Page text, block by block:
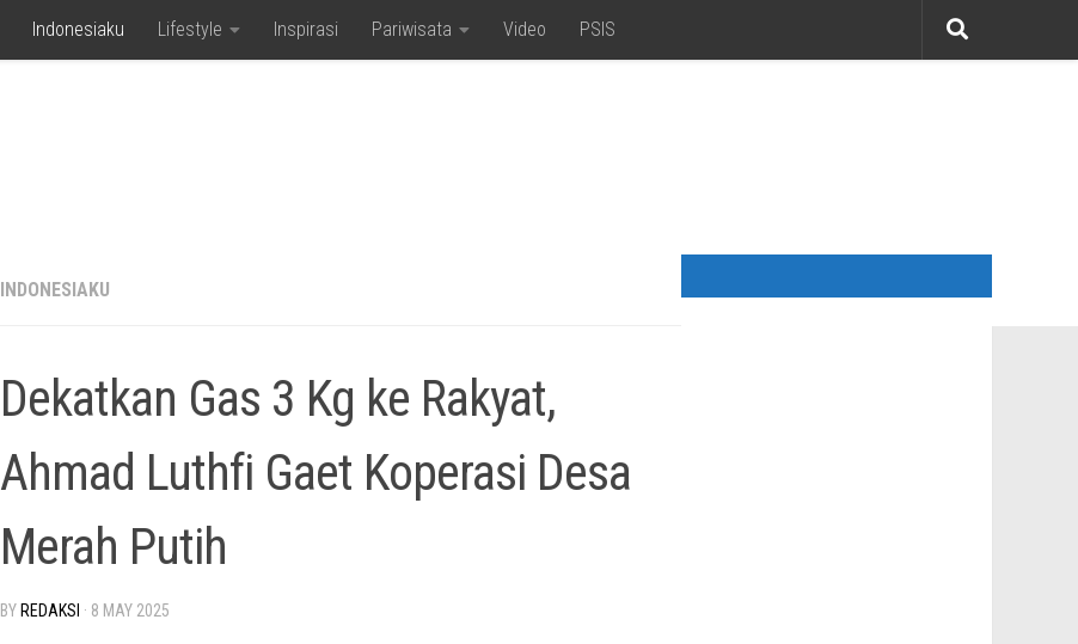
Indonesiaku Lifestyle Inspirasi Pariwisata Video PSIS
INDONESIAKU
Dekatkan Gas 3 Kg ke Rakyat,
Ahmad Luthfi Gaet Koperasi Desa
Merah Putih
BY REDAKSI · 8 MAY 2025